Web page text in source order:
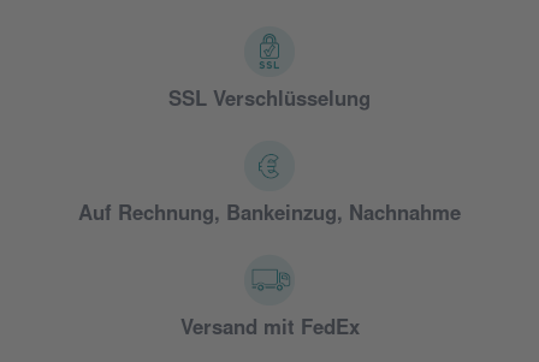
SSL Verschlüsselung
Auf Rechnung, Bankeinzug, Nachnahme
Versand mit FedEx